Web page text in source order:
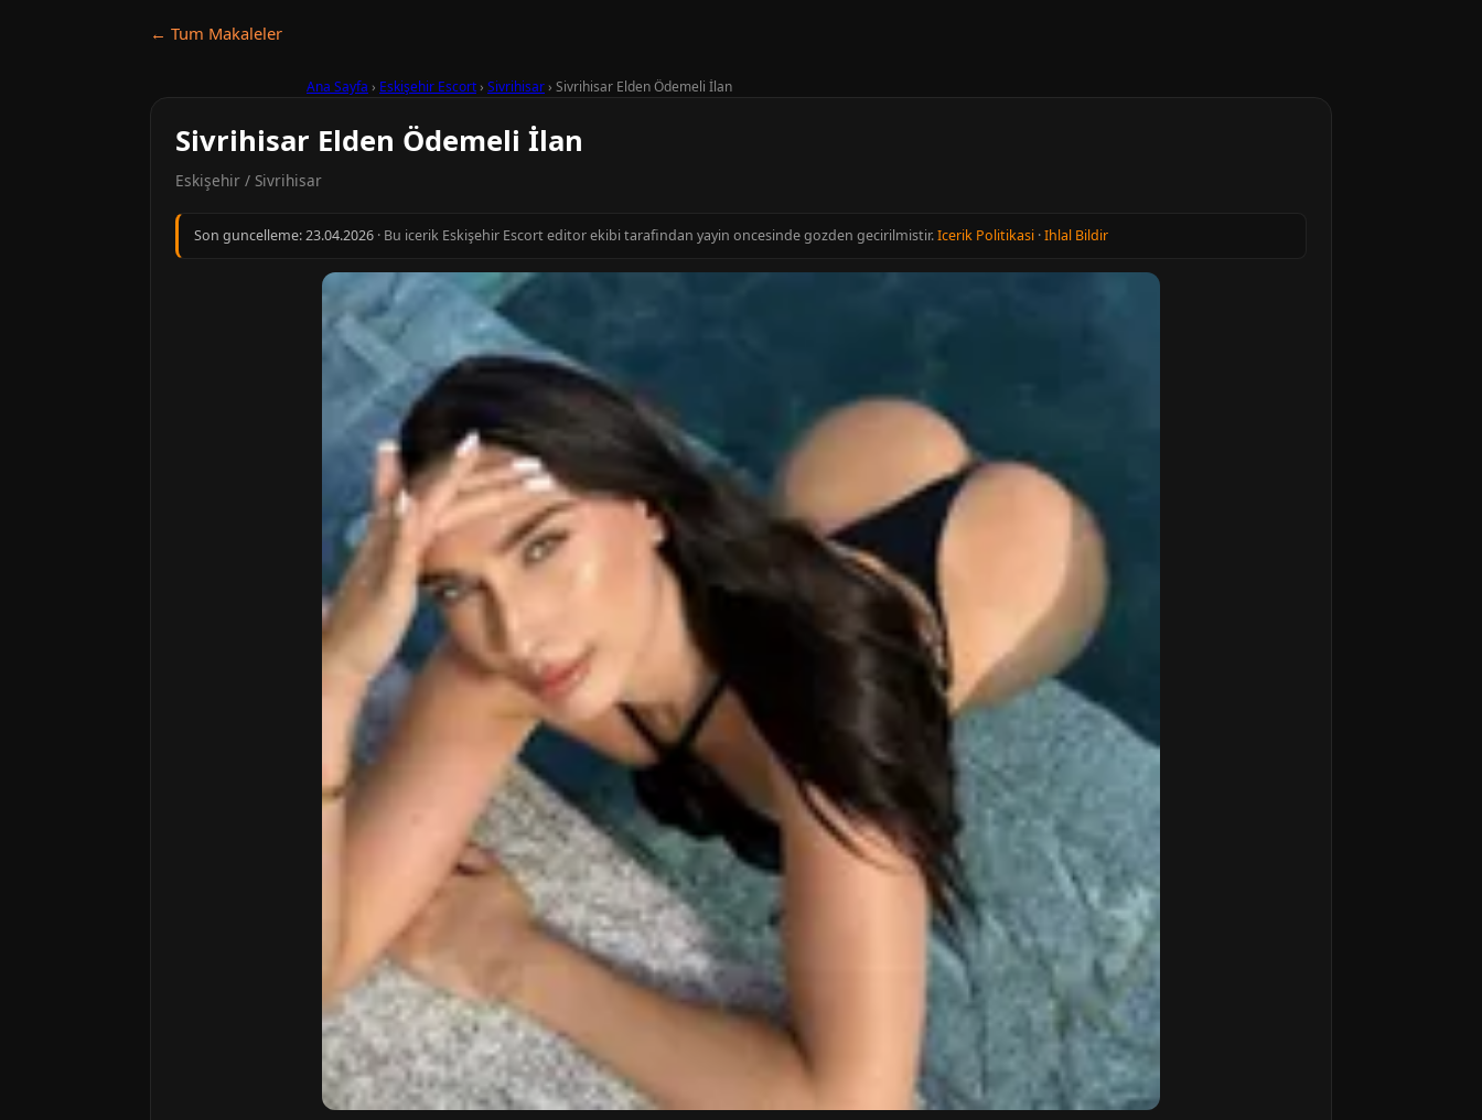
← Tum Makaleler
Ana Sayfa › Eskişehir Escort› Sivrihisar› Sivrihisar Elden Ödemeli İlan
Sivrihisar Elden Ödemeli İlan
Eskişehir / Sivrihisar
Son guncelleme:23.04.2026 · Bu icerik Eskişehir Escort editor ekibi tarafindan yayin oncesinde gozden gecirilmistir.Icerik Politikasi ·Ihlal Bildir